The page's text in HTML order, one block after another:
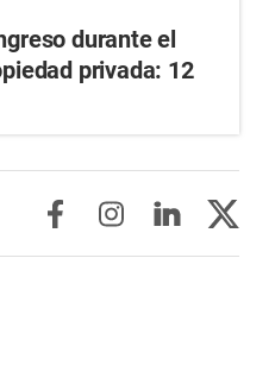
durante el
privada: 12